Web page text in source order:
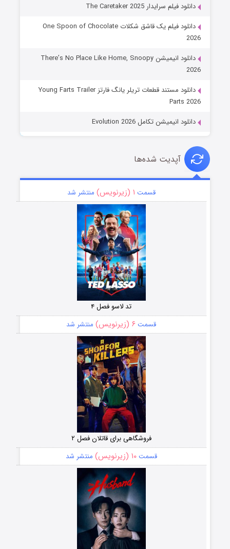
دانلود فیلم سرایدار The Caretaker 2025
دانلود فیلم یک قاشق شکلات One Spoon of Chocolate
2026
دانلود انیمیشن There’s No Place Like Home, Snoopy
2026
دانلود مستند قطعات تریلر یانگ فارتز Young Farts Trailer
Parts 2026
دانلود انیمیشن تکامل Evolution 2026
آپدیت شده‌ها
قسمت ۱ (زیرنویس) منتشر شد
تد لاسو فصل ۴
قسمت ۶ (زیرنویس) منتشر شد
فروشگاهی برای قاتلان فصل ۲
قسمت۱۰ (زیرنویس) منتشر شد